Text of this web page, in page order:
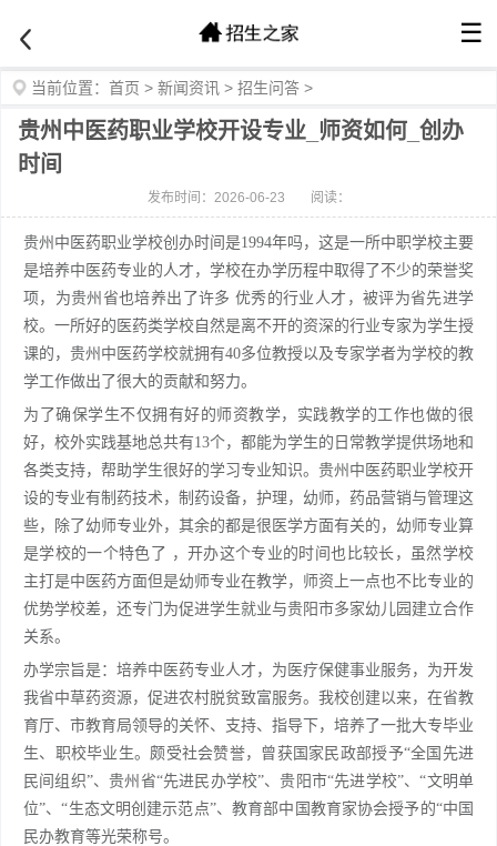
☰
当前位置： 首页 > 新闻资讯 > 招生问答 >
贵州中医药职业学校开设专业_师资如何_创办
时间
发布时间：2026-06-23 阅读：
贵州中医药职业学校创办时间是1994年吗，这是一所中职学校主要
是培养中医药专业的人才，学校在办学历程中取得了不少的荣誉奖
项，为贵州省也培养出了许多 优秀的行业人才，被评为省先进学
校。一所好的医药类学校自然是离不开的资深的行业专家为学生授
课的，贵州中医药学校就拥有40多位教授以及专家学者为学校的教
学工作做出了很大的贡献和努力。
为了确保学生不仅拥有好的师资教学，实践教学的工作也做的很
好，校外实践基地总共有13个，都能为学生的日常教学提供场地和
各类支持，帮助学生很好的学习专业知识。贵州中医药职业学校开
设的专业有制药技术，制药设备，护理，幼师，药品营销与管理这
些，除了幼师专业外，其余的都是很医学方面有关的，幼师专业算
是学校的一个特色了 ，开办这个专业的时间也比较长，虽然学校
主打是中医药方面但是幼师专业在教学，师资上一点也不比专业的
优势学校差，还专门为促进学生就业与贵阳市多家幼儿园建立合作
关系。
办学宗旨是：培养中医药专业人才，为医疗保健事业服务，为开发
我省中草药资源，促进农村脱贫致富服务。我校创建以来，在省教
育厅、市教育局领导的关怀、支持、指导下，培养了一批大专毕业
生、职校毕业生。颇受社会赞誉，曾获国家民政部授予“全国先进
民间组织”、贵州省“先进民办学校”、贵阳市“先进学校”、“文明单
位”、“生态文明创建示范点”、教育部中国教育家协会授予的“中国
民办教育等光荣称号。